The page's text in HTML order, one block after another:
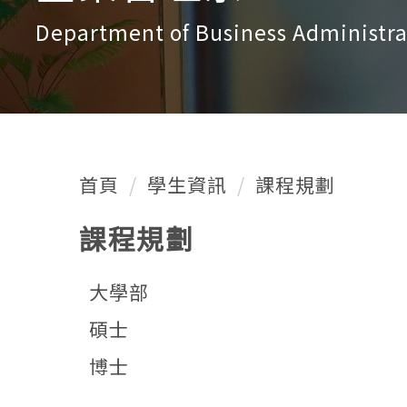
Department of Business
首頁 學生資訊 課程規劃
課程規劃
大學部
碩士
博士